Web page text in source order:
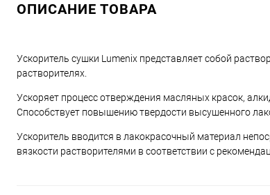
ОПИСАНИЕ ТОВАРА
Ускоритель сушки Lumenix представляет собой
растворителях.
Ускоряет процесс отверждения масляных красок,
Способствует повышению твердости высушенного
Ускоритель вводится в лакокрасочный материал
вязкости растворителями в соответствии с